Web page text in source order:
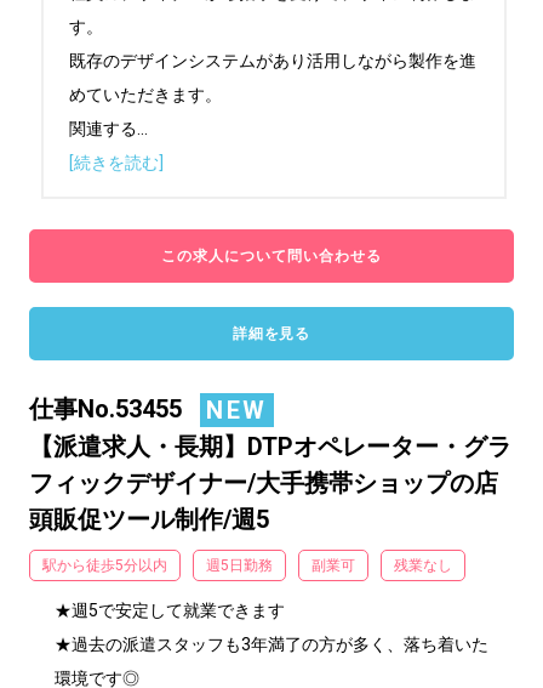
す。
既存のデザインシステムがあり活用しながら製作を進
めていただきます。
関連する
[続きを読む]
この求人について問い合わせる
詳細を見る
仕事No.53455
NEW
【派遣求人・長期】DTPオペレーター・グラ
フィックデザイナー/大手携帯ショップの店
頭販促ツール制作/週5
駅から徒歩5分以内 週5日勤務 副業可 残業なし
★週5で安定して就業できます
★過去の派遣スタッフも3年満了の方が多く、落ち着いた
環境です◎